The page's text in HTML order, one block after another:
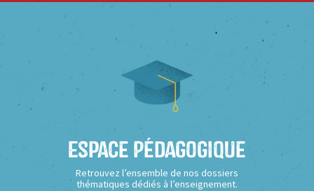
Espace Pédagogique
Retrouvez l’ensemble de nos dossiers
thématiques dédiés à l’enseignement.